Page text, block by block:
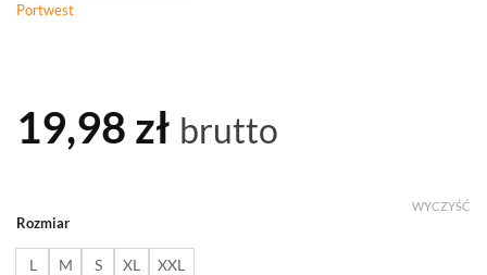
Portwest
19,98 zł brutto
Rozmiar
L M S XL XXL
WYCZYŚĆ